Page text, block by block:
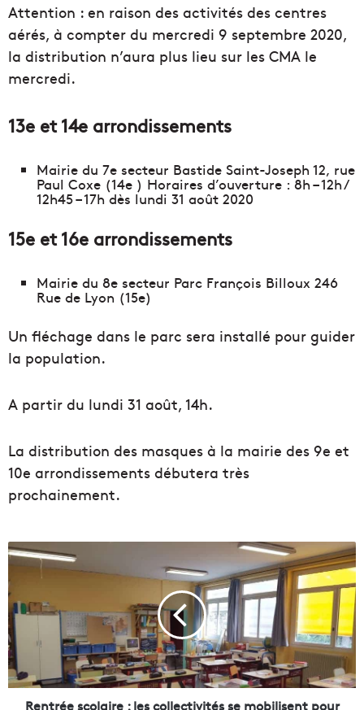
Attention : en raison des activités des centres
aérés, à compter du mercredi 9 septembre 2020,
la distribution n’aura plus lieu sur les CMA le
mercredi.
13e et 14e arrondissements
Mairie du 7e secteur Bastide Saint-Joseph 12, rue
Paul Coxe (14e ) Horaires d’ouverture : 8h – 12h /
12h45 – 17h dès lundi 31 août 2020
15e et 16e arrondissements
Mairie du 8e secteur Parc François Billoux 246
Rue de Lyon (15e)
Un fléchage dans le parc sera installé pour guider
la population.
A partir du lundi 31 août, 14h.
La distribution des masques à la mairie des 9e et
10e arrondissements débutera très
prochainement.
R
e
n
t
r
é
e
s
c
Rentrée scolaire : les collectivités se mobilisent pour